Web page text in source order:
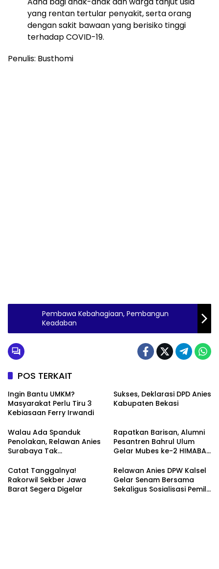
yang rentan tertular penyakit, serta orang
dengan sakit bawaan yang berisiko tinggi
terhadap COVID-19.
Penulis: Busthomi
Pembawa Kebahagiaan, Pembangun
Keadaban
POS TERKAIT
Ingin Bantu UMKM?
Masyarakat Perlu Tiru 3
Kebiasaan Ferry Irwandi
Sukses, Deklarasi DPD Anies
Kabupaten Bekasi
Walau Ada Spanduk
Penolakan, Relawan Anies
Surabaya Tak
Rapatkan Barisan, Alumni
Pesantren Bahrul Ulum
Gelar Mubes ke-2 HIMABAS
Semarang
Catat Tanggalnya!
Rakorwil Sekber Jawa
Barat Segera Digelar
Relawan Anies DPW Kalsel
Gelar Senam Bersama
Sekaligus Sosialisasi Pemilu